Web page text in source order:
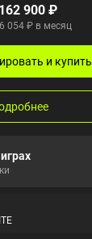
900 ₽
054 ₽ в месяц
и купить